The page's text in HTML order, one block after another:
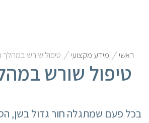
ראשי / מידע מקצועי / טיפול שורש במהלך
טיפול שורש
בכל פעם שמתגלה חור גדול בשן,